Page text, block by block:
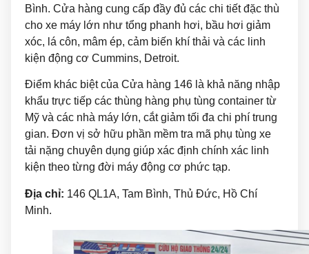
Bình. Cửa hàng cung cấp đầy đủ các chi tiết đặc thù
cho xe máy lớn như tổng phanh hơi, bầu hơi giảm
xóc, lá côn, mâm ép, cảm biến khí thải và các linh
kiện động cơ Cummins, Detroit.
Điểm khác biệt của Cửa hàng 146 là khả năng nhập
khẩu trực tiếp các thùng hàng phụ tùng container từ
Mỹ và các nhà máy lớn, cắt giảm tối đa chi phí trung
gian. Đơn vị sở hữu phần mềm tra mã phụ tùng xe
tải nặng chuyên dụng giúp xác định chính xác linh
kiện theo từng đời máy động cơ phức tạp.
Địa chỉ: 146 QL1A, Tam Bình, Thủ Đức, Hồ Chí
Minh.